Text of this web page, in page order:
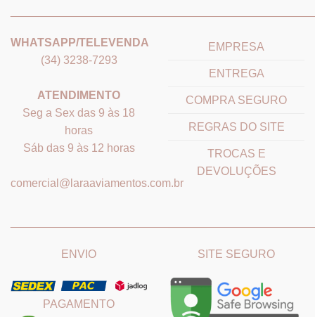
WHATSAPP/TELEVENDA
(34) 3238-7293
ATENDIMENTO
Seg a Sex das 9 às 18
horas
Sáb das 9 às 12 horas
comercial@laraaviamentos.com.br
EMPRESA
ENTREGA
COMPRA SEGURO
REGRAS DO SITE
TROCAS E
DEVOLUÇÕES
ENVIO
PAGAMENTO
SITE SEGURO